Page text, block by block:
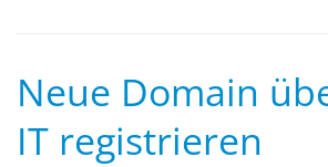
Neue Domain
IT registrieren